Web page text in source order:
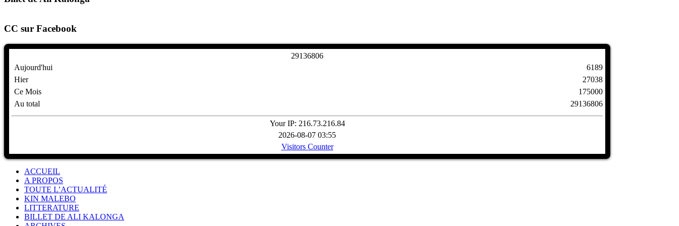
CC sur Facebook
29136806
Aujourd'hui
Hier
Ce Mois
Au total
6189
27038
175000
29136806
Your IP: 216.73.216.84
2026-08-07 03:55
Visitors Counter
ACCUEIL
A PROPOS
TOUTE L’ACTUALITÉ
KIN MALEBO
LITTERATURE
BILLET DE ALI KALONGA